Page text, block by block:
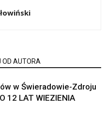
OD AUTORA
w Świeradowie-Zdroju
12 LAT WIEZIENIA